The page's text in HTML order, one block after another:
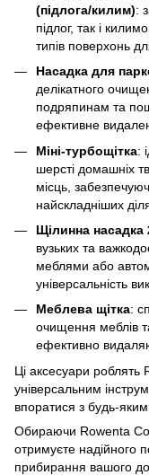
(підлога/килим):
підлог, так і
типів поверхонь
Насадка для
делікатного
подряпинам та
ефективне
Міні-турбощітка:
шерсті домашніх
місць,
найскладніших
Щілинна насадка
вузьких та
меблями або
універсальність
Меблева щітка:
очищення меблів
ефективно
Ці аксесуари
універсальним
впоратися з будь-
Обираючи Rowenta
отримуєте надійного
прибирання вашого